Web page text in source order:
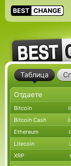
Таблица
Bitcoin
Bitcoin Cash
Ethereum
Litecoin
XRP